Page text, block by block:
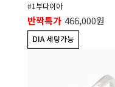
#1부다이아
반짝특가 466,000원